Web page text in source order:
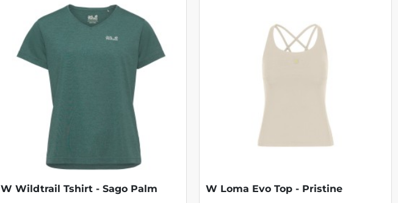
W Wildtrail Tshirt - Sago Palm W Loma Evo Top - Pristine